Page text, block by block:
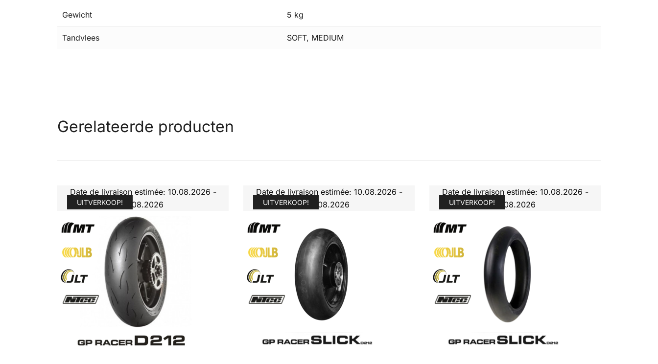
Gewicht 5 kg
Tandvlees SOFT, MEDIUM
Gerelateerde producten
Date de livraison estimée: 10.08.2026 -
11.08.2026
UITVERKOOP!
Date de livraison estimée: 10.08.2026 -
11.08.2026
UITVERKOOP!
Date de livraison estimée: 10.08.2026 -
11.08.2026
UITVERKOOP!